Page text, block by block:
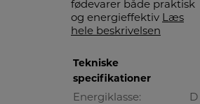
fødevarer både praktisk
og energieffektiv Læs
hele beskrivelsen
Tekniske
specifikationer
Energiklasse:
D